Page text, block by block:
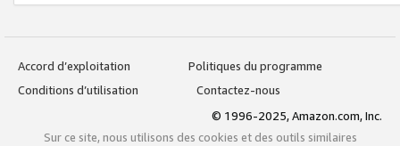
Accord d’exploitation
Politiques du programme
Conditions d’utilisation
Contactez-nous
© 1996-2025, Amazon.com, Inc.
Sur ce site, nous utilisons des cookies et des outils similaires